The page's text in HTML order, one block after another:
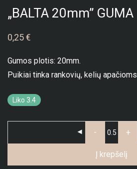
„BALTA 20mm” GUMA
0,25€
Gumos plotis: 20mm.
Puikiai tinka rankovių, kelių apačioms
Liko 3.4
- +
Į krepšelį